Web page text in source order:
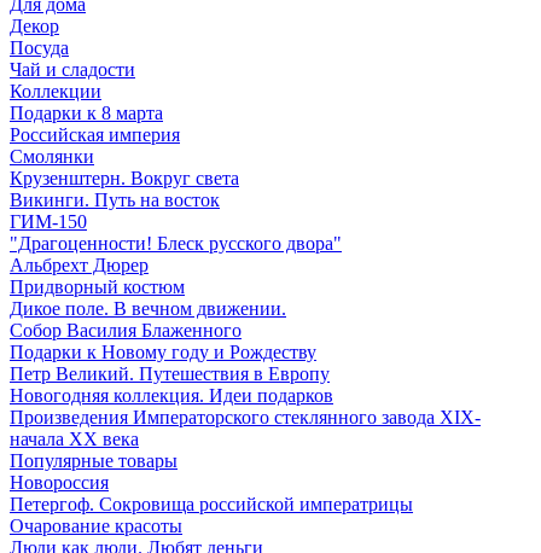
Для дома
Декор
Посуда
Чай и сладости
Коллекции
Подарки к 8 марта
Российская империя
Смолянки
Крузенштерн. Вокруг света
Викинги. Путь на восток
ГИМ-150
"Драгоценности! Блеск русского двора"
Альбрехт Дюрер
Придворный костюм
Дикое поле. В вечном движении.
Собор Василия Блаженного
Подарки к Новому году и Рождеству
Петр Великий. Путешествия в Европу
Новогодняя коллекция. Идеи подарков
Произведения Императорского стеклянного завода XIX-
начала XX века
Популярные товары
Новороссия
Петергоф. Сокровища российской императрицы
Очарование красоты
Люди как люди. Любят деньги